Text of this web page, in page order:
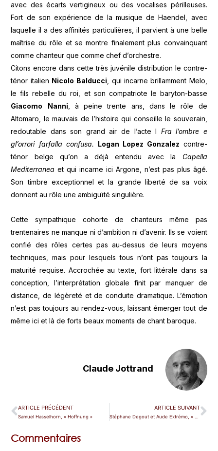
avec des écarts vertigineux ou des vocalises périlleuses.
Fort de son expérience de la musique de Haendel, avec
laquelle il a des affinités particulières, il parvient à une belle
maîtrise du rôle et se montre finalement plus convainquant
comme chanteur que comme chef d’orchestre.
Citons encore dans cette très juvénile distribution le contre-
ténor italien Nicolo Balducci, qui incarne brillamment Melo,
le fils rebelle du roi, et son compatriote le baryton-basse
Giacomo
Nanni, à peine trente ans, dans le rôle de
Altomaro, le mauvais de l’histoire qui conseille le souverain,
redoutable dans son grand air de l’acte I Fra l’ombre e
gl’orrori farfalla confusa. Logan Lopez Gonzalez contre-
ténor belge qu’on a déjà entendu avec la Capella
Mediterranea et qui incarne ici Argone, n’est pas plus âgé.
Son timbre exceptionnel et la grande liberté de sa voix
donnent au rôle une ambiguïté singulière.
Cette sympathique cohorte de chanteurs même pas
trentenaires ne manque ni d’ambition ni d’avenir. Ils se voient
confié des rôles certes pas au-dessus de leurs moyens
techniques, mais pour lesquels tous n’ont pas toujours la
maturité requise. Accrochée au texte, fort littérale dans sa
conception, l’interprétation globale finit par manquer de
distance, de légèreté et de conduite dramatique. L’émotion
n’est pas toujours au rendez-vous, laissant émerger tout de
même ici et là de forts beaux moments de chant baroque.
Claude Jottrand
ARTICLE PRÉCÉDENT
Samuel Hasselhorn, « Hoffnung »
ARTICLE SUIVANT
Commentaires